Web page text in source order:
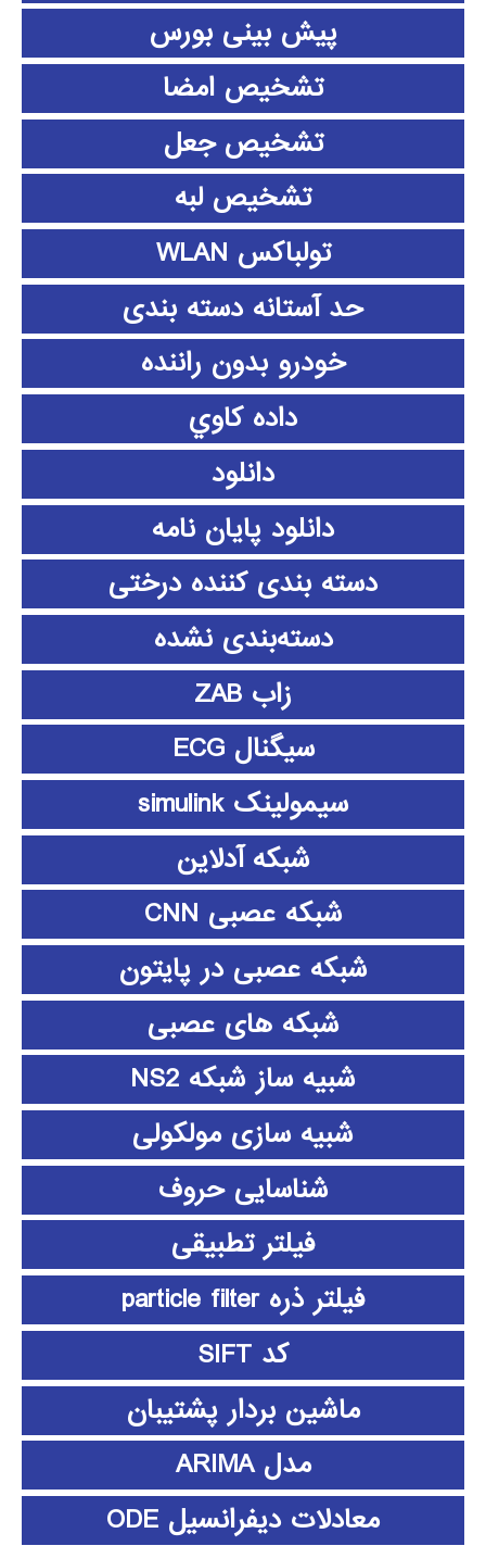
پیش بینی بورس
تشخیص امضا
تشخیص جعل
تشخیص لبه
تولباکس WLAN
حد آستانه دسته بندی
خودرو بدون راننده
داده كاوي
دانلود
دانلود پايان نامه
دسته بندی کننده درختی
دسته‌بندی نشده
زاب ZAB
سیگنال ECG
سیمولینک simulink
شبکه آدلاین
شبکه عصبی CNN
شبکه عصبی در پایتون
شبکه های عصبی
شبیه ساز شبکه NS2
شبیه سازی مولکولی
شناسایی حروف
فیلتر تطبیقی
فیلتر ذره particle filter
کد SIFT
ماشین بردار پشتیبان
مدل ARIMA
معادلات دیفرانسیل ODE